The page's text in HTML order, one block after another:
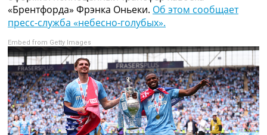
Испания. Ла Лига
Все таблицы >>>
Рейтинги
Рейтинг стран УЕФА
Рейтинг клубов УЕФА
Рейтинг ФИФА
ТВ программа
RU
UA
«Брентфорда» Фрэнка Оньеки. Об этом сообщает
пресс-служба «небесно-голубых».
Embed from Getty Images